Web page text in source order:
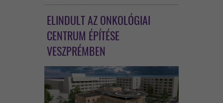
ELINDULT AZ ONKOLÓGIAI
CENTRUM ÉPÍTÉSE
VESZPRÉMBEN